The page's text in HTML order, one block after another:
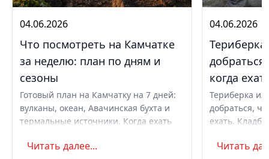
04.06.2026
Что посмотреть на Камчатке
за неделю: план по дням и
сезоны
Готовый план на Камчатку на 7 дней:
вулканы, океан, Авачинская бухта и
термальные источники. Когда ехать
самостоятельно или с туром.
Читать далее...
04.06.2026
когда
Териберка
добраться,
ехать.
Маршрут на
Читать